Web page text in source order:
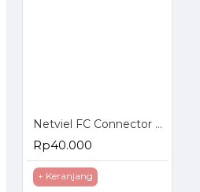
Netviel FC Connector Epoxy Simplex
Rp40.000
+ Keranjang